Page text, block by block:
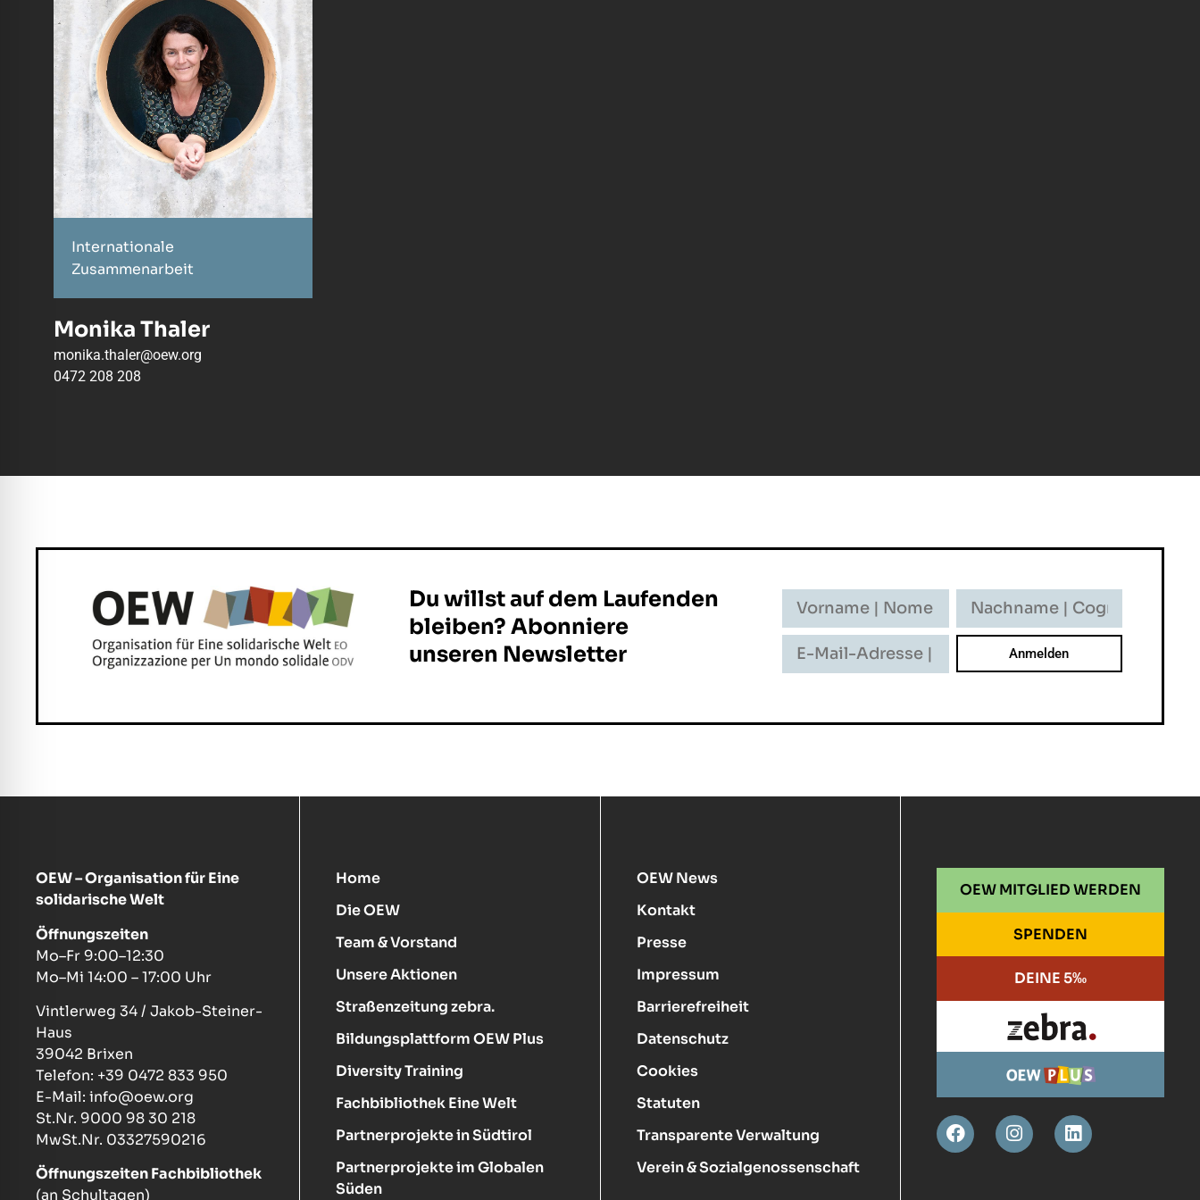
Internationale
Zusammenarbeit
Monika Thaler
monika.thaler@oew.org
0472 208 208
Du willst auf dem Laufenden
bleiben? Abonniere
unseren Newsletter
Nome
Cognome
Mail-
Adresse
Mail
OEW – Organisation für Eine
solidarische Welt
Öffnungszeiten
Mo–Fr 9:00–12:30
Mo–Mi 14:00 – 17:00 Uhr
Vintlerweg 34 / Jakob-Steiner-
Haus
39042 Brixen
Telefon: +39 0472 833 950
E-Mail: info@oew.org
St.Nr. 9000 98 30 218
MwSt.Nr. 03327590216
Öffnungszeiten Fachbibliothek
(an Schultagen)
Home
Die OEW
Team & Vorstand
Unsere Aktionen
Straßenzeitung zebra.
Bildungsplattform OEW Plus
Diversity Training
Fachbibliothek Eine Welt
Partnerprojekte in Südtirol
Partnerprojekte im Globalen
Süden
OEW News
Kontakt
Presse
Impressum
Barrierefreiheit
Datenschutz
Cookies
Statuten
Transparente Verwaltung
Verein & Sozialgenossenschaft
OEW MITGLIED WERDEN
SPENDEN
DEINE 5‰